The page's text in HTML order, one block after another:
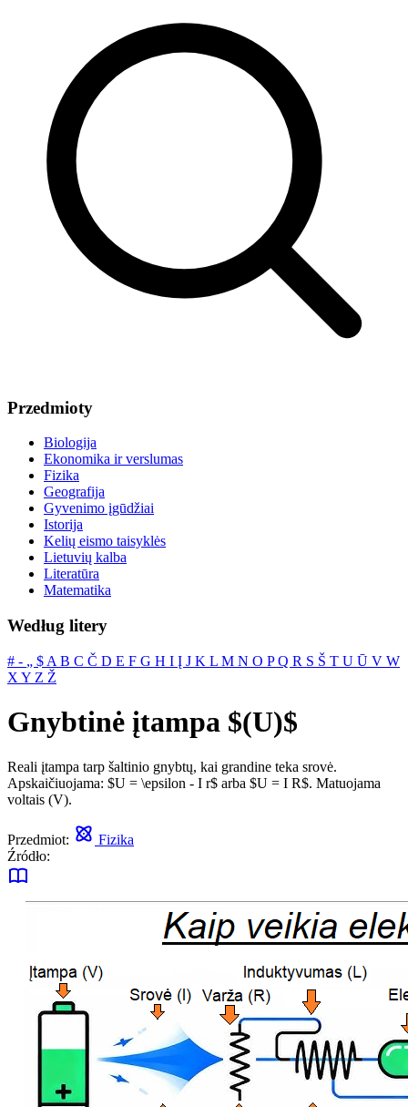
Przedmioty
Biologija
Ekonomika ir verslumas
Fizika
Geografija
Gyvenimo įgūdžiai
Istorija
Kelių eismo taisyklės
Lietuvių kalba
Literatūra
Matematika
Według litery
# ‐ „ $ A B C Č D E F G H I Į J K L M N O PQ R S Š T U Ū V W
X Y Z Ž
Gnybtinė įtampa $(U)$
Reali įtampa tarp šaltinio gnybtų, kai grandine teka srovė.
Apskaičiuojama: $U = \epsilon - I r$ arba $U = I R$. Matuojama
voltais (V).
Przedmiot:
Fizika
Źródło: